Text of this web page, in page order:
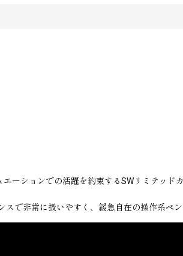
ーションでの活躍を約束するSWリミテッド
で非常に扱いやすく、緩急自在の操作系ペン